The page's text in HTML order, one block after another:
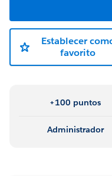
Establecer
favorito
+100 puntos
Administrador